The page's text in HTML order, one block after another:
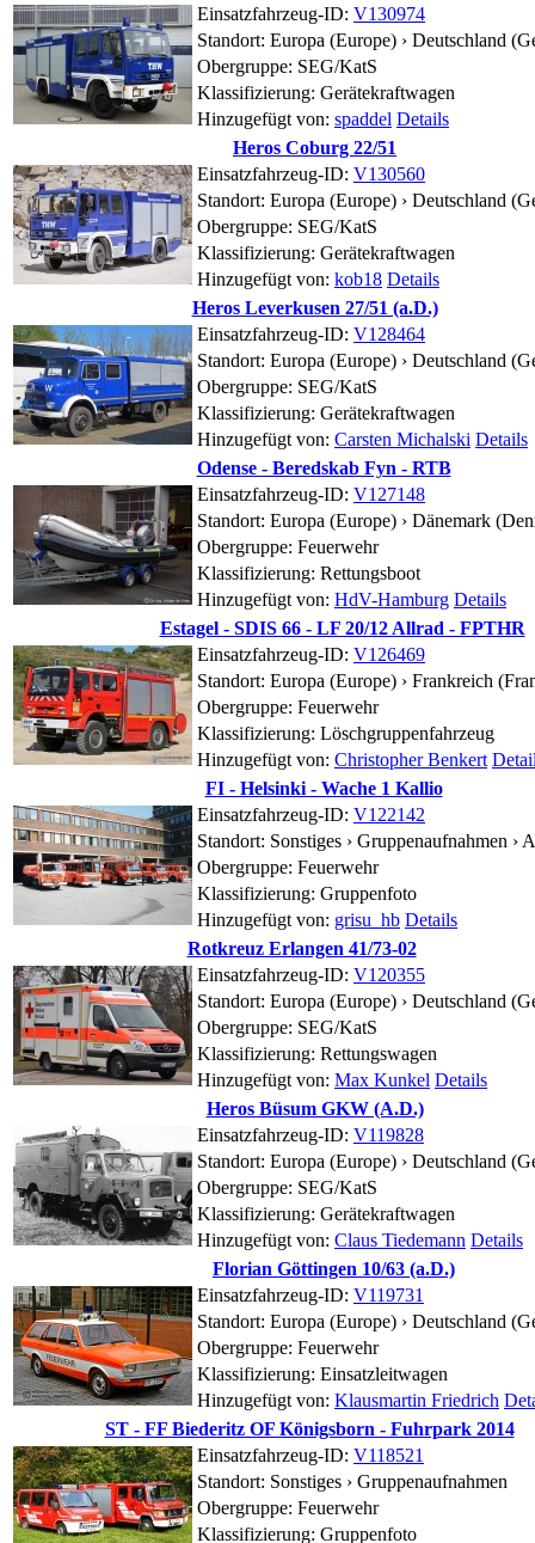
Einsatzfahrzeug-ID: V130974
Standort: Europa (Europe) › Deutschland
Obergruppe: SEG/KatS
Klassifizierung: Gerätekraftwagen
Hinzugefügt von: spaddel Details
Heros Coburg 22/51
Einsatzfahrzeug-ID: V130560
Standort: Europa (Europe) › Deutschland
Obergruppe: SEG/KatS
Klassifizierung: Gerätekraftwagen
Hinzugefügt von: kob18 Details
Heros Leverkusen 27/51 (a.D.)
Einsatzfahrzeug-ID: V128464
Standort: Europa (Europe) › Deutschland
Obergruppe: SEG/KatS
Klassifizierung: Gerätekraftwagen
Hinzugefügt von: Carsten Michalski Details
Odense - Beredskab Fyn - RTB
Einsatzfahrzeug-ID: V127148
Standort: Europa (Europe) › Dänemark
Obergruppe: Feuerwehr
Klassifizierung: Rettungsboot
Hinzugefügt von: HdV-Hamburg Details
Estagel - SDIS 66 - LF 20/12 Allrad - FPTHR
Einsatzfahrzeug-ID: V126469
Standort: Europa (Europe) › Frankreich
Obergruppe: Feuerwehr
Klassifizierung: Löschgruppenfahrzeug
Hinzugefügt von: Christopher Benkert
FI - Helsinki - Wache 1 Kallio
Einsatzfahrzeug-ID: V122142
Standort: Sonstiges › Gruppenaufnahmen ›
Obergruppe: Feuerwehr
Klassifizierung: Gruppenfoto
Hinzugefügt von: grisu_hb Details
Rotkreuz Erlangen 41/73-02
Einsatzfahrzeug-ID: V120355
Standort: Europa (Europe) › Deutschland
Obergruppe: SEG/KatS
Klassifizierung: Rettungswagen
Hinzugefügt von: Max Kunkel Details
Heros Büsum GKW (A.D.)
Einsatzfahrzeug-ID: V119828
Standort: Europa (Europe) › Deutschland
Obergruppe: SEG/KatS
Klassifizierung: Gerätekraftwagen
Hinzugefügt von: Claus Tiedemann Details
Florian Göttingen 10/63 (a.D.)
Einsatzfahrzeug-ID: V119731
Standort: Europa (Europe) › Deutschland
Obergruppe: Feuerwehr
Klassifizierung: Einsatzleitwagen
Hinzugefügt von: Klausmartin Friedrich
ST - FF Biederitz OF Königsborn - Fuhrpark 2014
Einsatzfahrzeug-ID: V118521
Standort: Sonstiges › Gruppenaufnahmen
Obergruppe: Feuerwehr
Klassifizierung: Gruppenfoto